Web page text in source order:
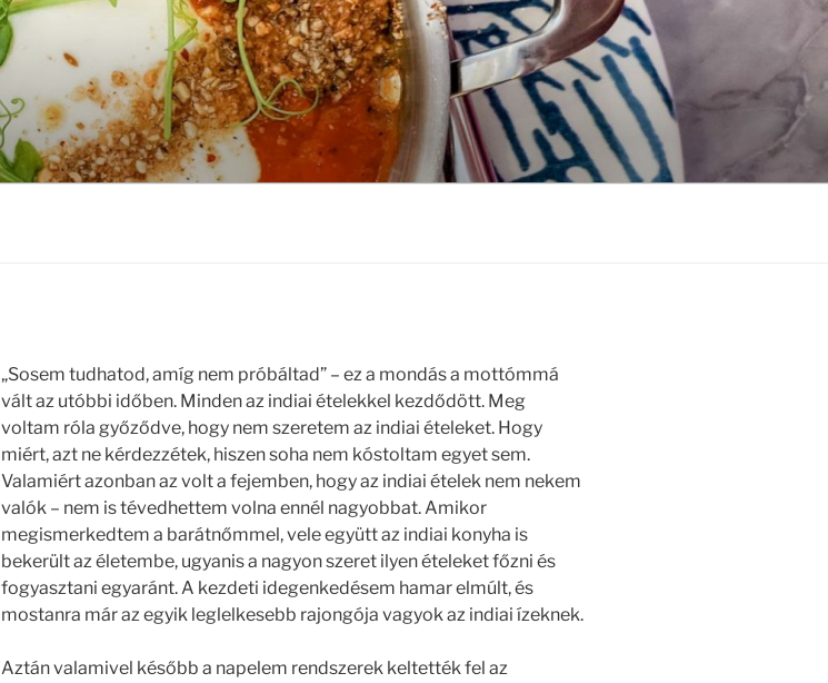
„Sosem tudhatod, amíg nem próbáltad” – ez a mondás a mottómmá
vált az utóbbi időben. Minden az indiai ételekkel kezdődött. Meg
voltam róla győződve, hogy nem szeretem az indiai ételeket. Hogy
miért, azt ne kérdezzétek, hiszen soha nem kóstoltam egyet sem.
Valamiért azonban az volt a fejemben, hogy az indiai ételek nem nekem
valók – nem is tévedhettem volna ennél nagyobbat. Amikor
megismerkedtem a barátnőmmel, vele együtt az indiai konyha is
bekerült az életembe, ugyanis a nagyon szeret ilyen ételeket főzni és
fogyasztani egyaránt. A kezdeti idegenkedésem hamar elmúlt, és
mostanra már az egyik leglelkesebb rajongója vagyok az indiai ízeknek.
Aztán valamivel később a napelem rendszerek keltették fel az